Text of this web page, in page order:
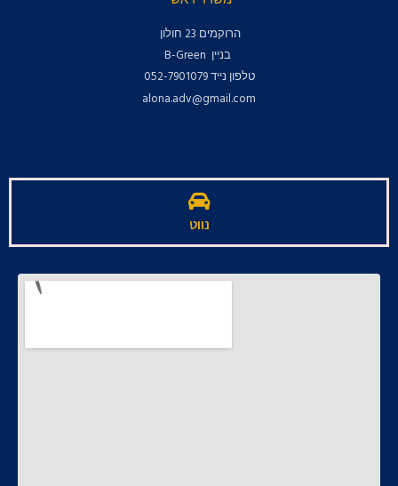
הרוקמים 23 חולון
בניין B-Green
טלפון נייד 052-7901079
alona.adv@gmail.com
נווט